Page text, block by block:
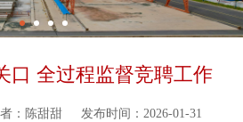
口 全过程监督竞聘工作
：陈甜甜 发布时间：2026-01-31